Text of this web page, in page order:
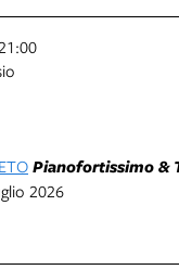
Pianofortissimo &
2026